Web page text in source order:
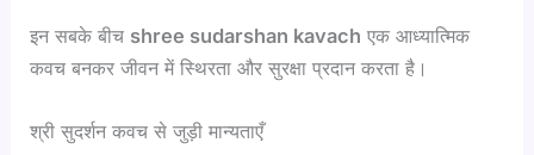
इन सबके बीच shree sudarshan kavach एक आध्यात्मिक
कवच बनकर जीवन में स्थिरता और सुरक्षा प्रदान करता है।
श्री सुदर्शन कवच से जुड़ी मान्यताएँ